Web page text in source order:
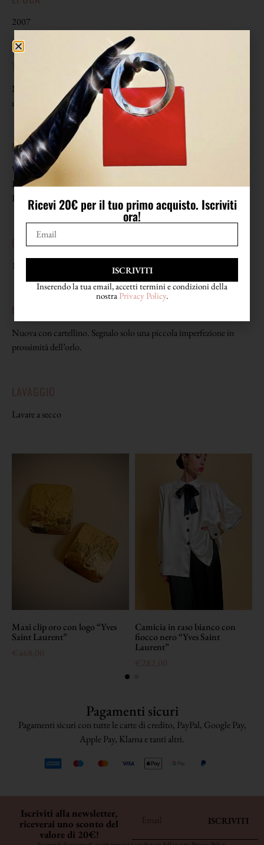
2007
Non riporta etichetta di taglia. Veste da una 40 (S) come in foto a
una 42 (M).
MISURE
Vita 34/35 cm (da lato a lato)
Fianchi 51 cm (da lato a lato)
Lunghezza 111 cm
COMPOSIZIONE
100% seta
Nuova con cartellino. Segnalo solo una piccola imperfezione in
prossimità dell’orlo.
Lavare a secco
Maxi clip oro con logo “Yves
Saint Laurent”
Camicia in raso bianco con
fiocco nero “Yves Saint
Laurent”
Pagamenti sicuri
Pagamenti sicuri con tutte le carte di credito, PayPal, Google Pay,
Apple Pay, Klarna e tanti altri.
Iscriviti alla newsletter,
riceverai uno sconto del
valore di 20€!
ISCRIVITI
Ricevi 20€ per il tuo primo acquisto. Iscriviti
ora!
ISCRIVITI
Inserendo la tua email, accetti termini e condizioni della
nostra Privacy Policy.